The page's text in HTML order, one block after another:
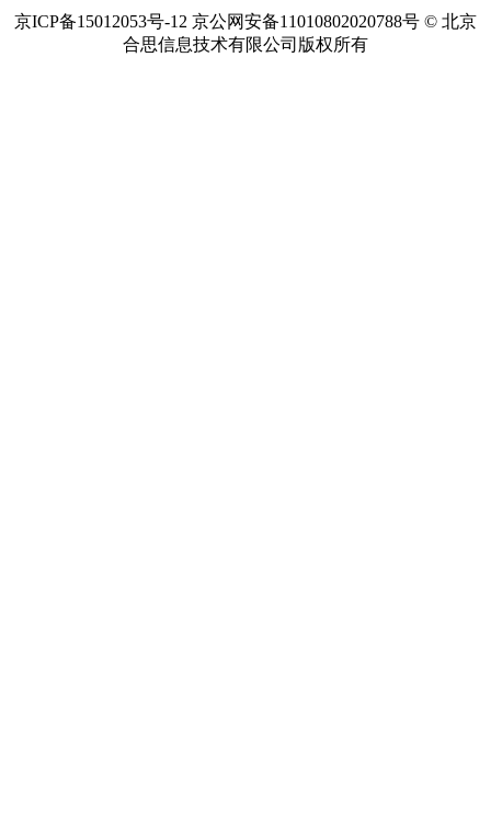
京ICP备15012053号-12 京公网安备11010802020788号 © 北京
合思信息技术有限公司版权所有